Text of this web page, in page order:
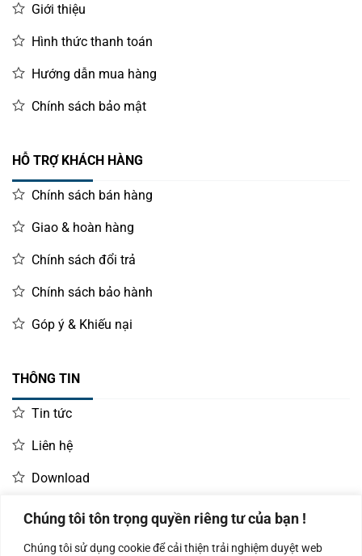
Chúng tôi tôn trọng quyền riêng tư của bạn !
Chúng tôi sử dụng cookie để cải thiện trải nghiệm duyệt web
Giới thiệu
Hình thức thanh toán
Hướng dẫn mua hàng
Chính sách bảo mật
HỖ TRỢ KHÁCH HÀNG
Chính sách bán hàng
Giao & hoàn hàng
Chính sách đổi trả
Chính sách bảo hành
Góp ý & Khiếu nại
THÔNG TIN
Tin tức
Liên hệ
Download
LIÊN HỆ MUA HÀNG